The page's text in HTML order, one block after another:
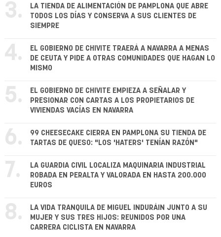
3.
LA TIENDA DE ALIMENTACIÓN DE PAMPLONA QUE ABRE
TODOS LOS DÍAS Y CONSERVA A SUS CLIENTES DE
SIEMPRE
4.
EL GOBIERNO DE CHIVITE TRAERÁ A NAVARRA A MENAS
DE CEUTA Y PIDE A OTRAS COMUNIDADES QUE HAGAN LO
MISMO
5.
EL GOBIERNO DE CHIVITE EMPIEZA A SEÑALAR Y
PRESIONAR CON CARTAS A LOS PROPIETARIOS DE
VIVIENDAS VACÍAS EN NAVARRA
6.
99 CHEESECAKE CIERRA EN PAMPLONA SU TIENDA DE
TARTAS DE QUESO: "LOS 'HATERS' TENÍAN RAZÓN"
7.
LA GUARDIA CIVIL LOCALIZA MAQUINARIA INDUSTRIAL
ROBADA EN PERALTA Y VALORADA EN HASTA 200.000
EUROS
8.
LA VIDA TRANQUILA DE MIGUEL INDURÁIN JUNTO A SU
MUJER Y SUS TRES HIJOS: REUNIDOS POR UNA
CARRERA CICLISTA EN NAVARRA